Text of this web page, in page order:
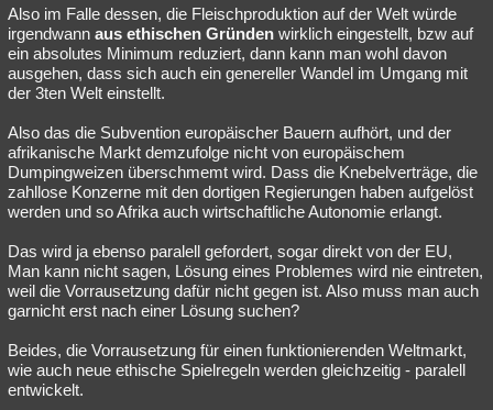
Besucht Teilgenommen Alle Neue Geschlossen
Lesenswert Schlüsselwörter
Also im Falle dessen, die Fleischproduktion auf der Welt würde
irgendwann aus ethischen Gründen wirklich eingestellt, bzw auf
ein absolutes Minimum reduziert, dann kann man wohl davon
ausgehen, dass sich auch ein genereller Wandel im Umgang mit
der 3ten Welt einstellt.
Also das die Subvention europäischer Bauern aufhört, und der
afrikanische Markt demzufolge nicht von europäischem
Dumpingweizen überschmemt wird. Dass die Knebelverträge, die
zahllose Konzerne mit den dortigen Regierungen haben aufgelöst
werden und so Afrika auch wirtschaftliche Autonomie erlangt.
Das wird ja ebenso paralell gefordert, sogar direkt von der EU,
Man kann nicht sagen, Lösung eines Problemes wird nie eintreten,
weil die Vorrausetzung dafür nicht gegen ist. Also muss man auch
garnicht erst nach einer Lösung suchen?
Beides, die Vorrausetzung für einen funktionierenden Weltmarkt,
wie auch neue ethische Spielregeln werden gleichzeitig - paralell
entwickelt.